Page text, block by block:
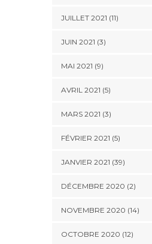
JUILLET 2021 (11)
JUIN 2021 (3)
MAI 2021 (9)
AVRIL 2021 (5)
MARS 2021 (3)
FÉVRIER 2021 (5)
JANVIER 2021 (39)
DÉCEMBRE 2020 (2)
NOVEMBRE 2020 (14)
OCTOBRE 2020 (12)